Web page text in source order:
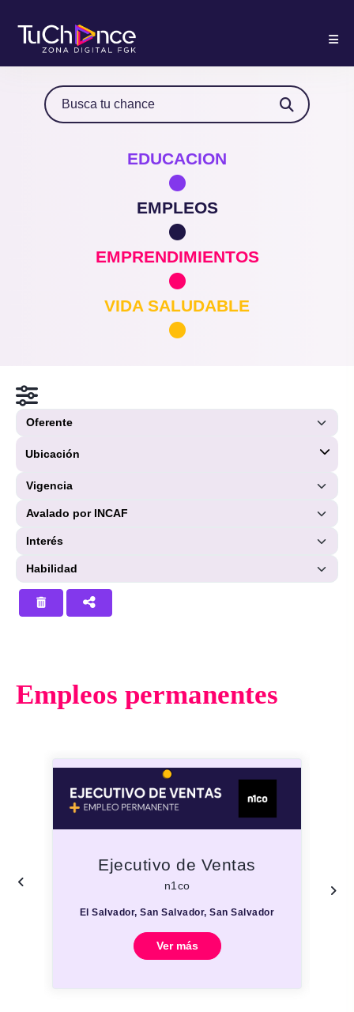
EDUCACION
EMPLEOS
EMPRENDIMIENTOS
VIDA SALUDABLE
Ubicación
Empleos permanentes
Ejecutivo de Ventas
n1co
El Salvador, San Salvador, San Salvador
Ver más